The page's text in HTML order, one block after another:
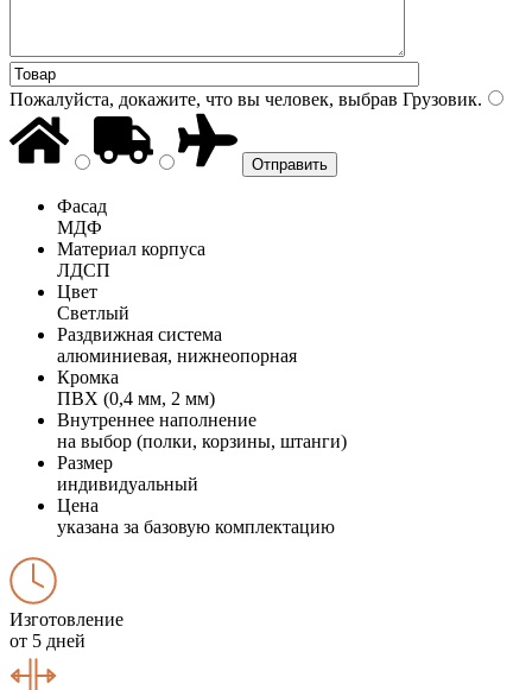
Пожалуйста, докажите, что вы человек, выбрав Грузовик.
Фасад
МДФ
Материал корпуса
ЛДСП
Цвет
Светлый
Раздвижная система
алюминиевая, нижнеопорная
Кромка
ПВХ (0,4 мм, 2 мм)
Внутреннее наполнение
на выбор (полки, корзины, штанги)
Размер
индивидуальный
Цена
указана за базовую комплектацию
Изготовление
от 5 дней